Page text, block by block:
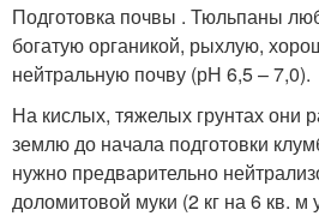
Подготовка почвы . Тюльпаны
богатую органикой, рыхлую,
нейтральную почву (рН 6,5 – 7,0).
На кислых, тяжелых грунтах они
землю до начала подготовки
нужно предварительно
доломитовой муки (2 кг на 6 кв. м